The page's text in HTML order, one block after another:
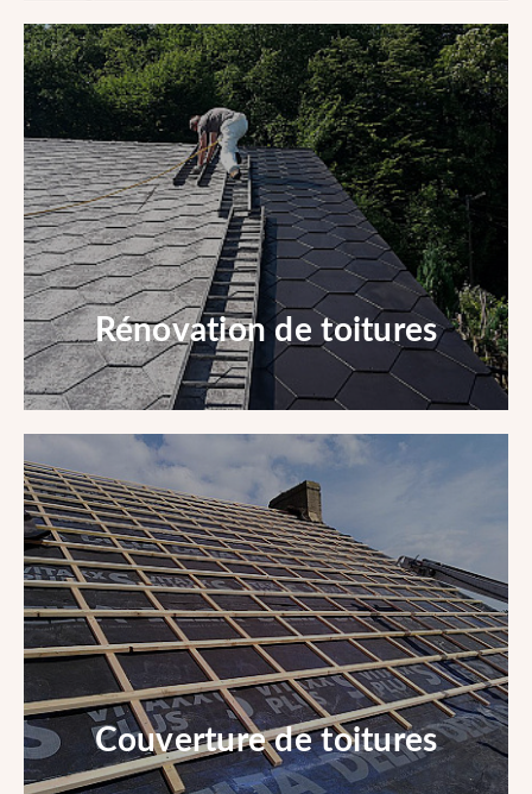
Toitures plate
En savoir +
Rénovation de toitures
Rénovation de toitures
En savoir +
Couverture de toitures